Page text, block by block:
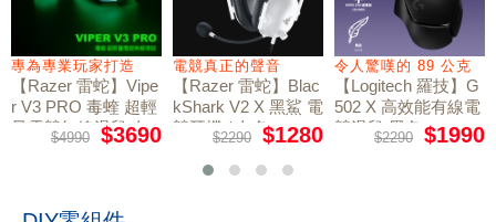
專為專業玩家打造
【Razer 雷蛇】Vipe
r V3 PRO 毒蝰 超輕
量電競無線滑鼠 白
$4990 $3690
電競真正的聲音
【Razer 雷蛇】Blac
kShark V2 X 黑鯊 電
競耳機 / 白色
$2290 $1280
令人驚嘆的 89 公克
【Logitech 羅技】G
502 X 高效能有線電
競滑鼠 黑色
$2290 $1990